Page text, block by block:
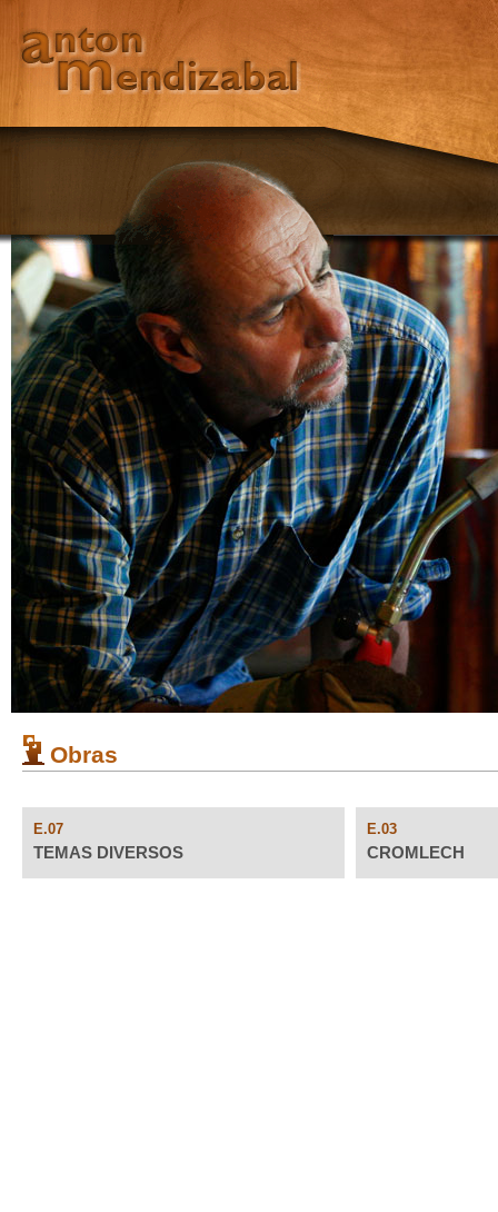
Obras
E.07
TEMAS DIVERSOS
E.03
CROMLECH